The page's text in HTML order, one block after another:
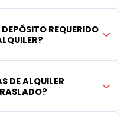
REQUERIDO
DE ALQUILER